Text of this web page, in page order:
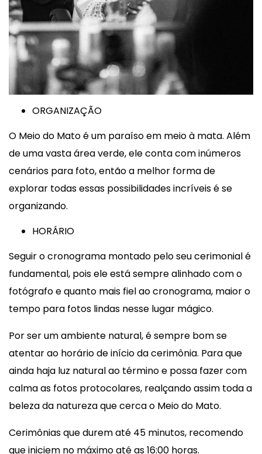
ORGANIZAÇÃO
O Meio do Mato é um paraíso em meio à mata. Além
de uma vasta área verde, ele conta com inúmeros
cenários para foto, então a melhor forma de
explorar todas essas possibilidades incríveis é se
organizando.
HORÁRIO
Seguir o cronograma montado pelo seu cerimonial é
fundamental, pois ele está sempre alinhado com o
fotógrafo e quanto mais fiel ao cronograma, maior o
tempo para fotos lindas nesse lugar mágico.
Por ser um ambiente natural, é sempre bom se
atentar ao horário de início da cerimônia. Para que
ainda haja luz natural ao término e possa fazer com
calma as fotos protocolares, realçando assim toda a
beleza da natureza que cerca o Meio do Mato.
Cerimônias que durem até 45 minutos, recomendo
que iniciem no máximo até as 16:00 horas.